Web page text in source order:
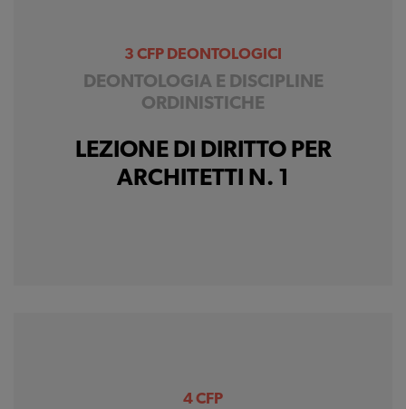
3 CFP DEONTOLOGICI
DEONTOLOGIA E DISCIPLINE
ORDINISTICHE
LEZIONE DI DIRITTO PER
ARCHITETTI N. 1
4 CFP